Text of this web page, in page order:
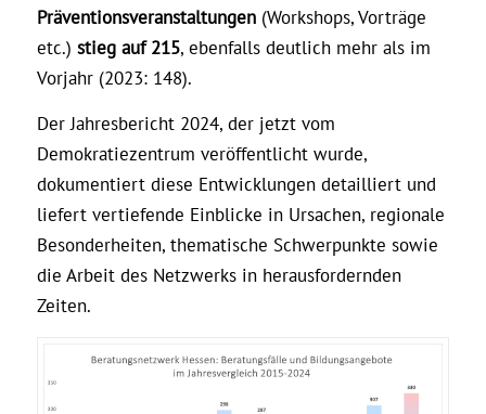
Präventionsveranstaltungen(Workshops, Vorträge
etc.) stieg auf 215, ebenfalls deutlich mehr als im
Vorjahr (2023: 148).
Der Jahresbericht 2024, der jetzt vom
Demokratiezentrum veröffentlicht wurde,
dokumentiert diese Entwicklungen detailliert und
liefert vertiefende Einblicke in Ursachen, regionale
Besonderheiten, thematische Schwerpunkte sowie
die Arbeit des Netzwerks in herausfordernden
Zeiten.